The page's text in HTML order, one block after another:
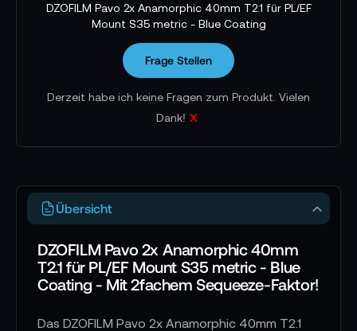
DZOFILM Pavo 2x Anamorphic 40mm T2.1 für PL/EF
Mount S35 metric - Blue Coating
Frage Stellen
Derzeit habe ich keine Fragen zum Produkt. Vielen
Dank! x
Übersicht
DZOFILM Pavo 2x Anamorphic 40mm
T2.1 für PL/EF Mount S35 metric - Blue
Coating - Mit 2fachem Sequeeze-Faktor!
Das DZOFILM Pavo 2x Anamorphic 40mm T2.1